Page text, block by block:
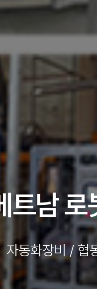
베트남
자동화장비 / 협